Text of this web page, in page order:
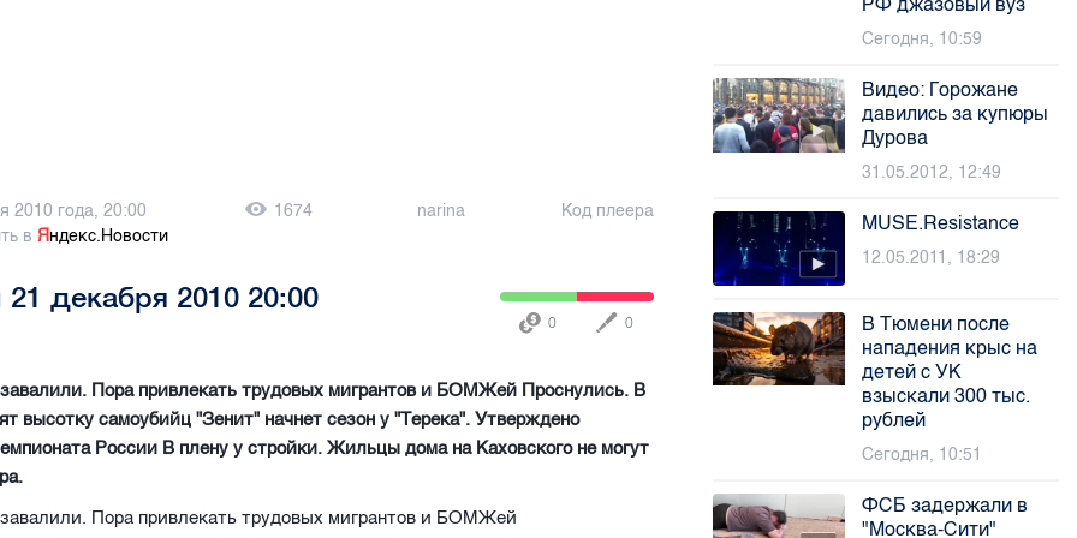
2010 года, 20:00 1674 narina
Код плеера
вЯндекс.Новости
декабря 2010 20:00
0 0
завалили. Пора привлекать трудовых мигрантов и БОМЖей Проснулись. В
высотку самоубийц "Зенит" начнет сезон у "Терека". Утверждено
России В плену у стройки. Жильцы дома на Каховского не могут
завалили. Пора привлекать трудовых мигрантов и БОМЖей
Сегодня, 10:59
Видео: Горожане
давились за купюры
Дурова
31.05.2012, 12:49
MUSE.Resistance
12.05.2011, 18:29
В Тюмени после
нападения крыс на
детей с УК
взыскали 300 тыс.
рублей
Сегодня, 10:51
ФСБ задержали в
"Москва-Сити"